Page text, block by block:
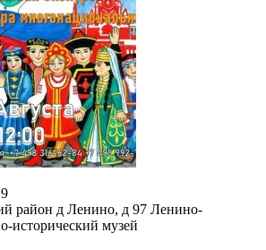
район д Ленино, д 97 Ленино-
исторический музей